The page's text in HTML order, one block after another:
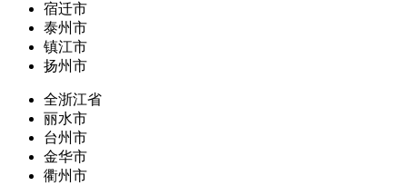
宿迁市
泰州市
镇江市
扬州市
全浙江省
丽水市
台州市
金华市
衢州市